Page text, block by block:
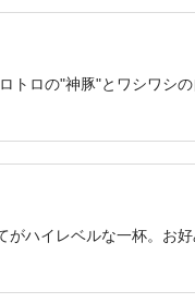
トロの"神豚"とワシワシ
ハイレベルな一杯。お